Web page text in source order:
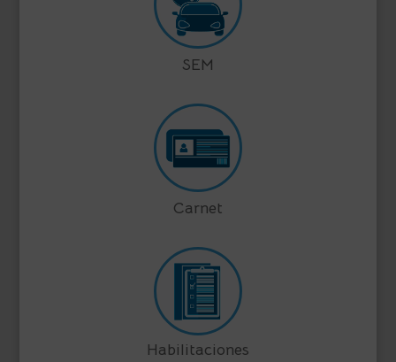
SEM
Carnet
Habilitaciones